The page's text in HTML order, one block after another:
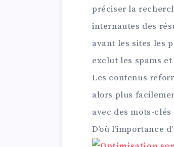
préciser la
internautes des
avant les sites les
exclut les spams
Les contenus
alors plus
avec des mots-
D’où l’importance